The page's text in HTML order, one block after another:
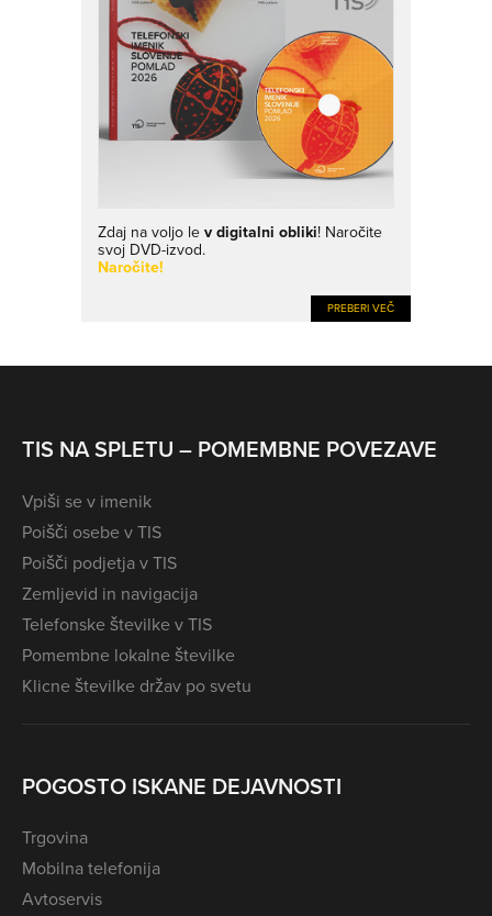
Zdaj na voljo lev digitalni obliki! Naročite
svoj DVD-izvod.
Naročite!
PREBERI VEČ
TIS NA SPLETU – POMEMBNE POVEZAVE
Vpiši se v imenik
Poišči osebe v TIS
Poišči podjetja v TIS
Zemljevid in navigacija
Telefonske številke v TIS
Pomembne lokalne številke
Klicne številke držav po svetu
POGOSTO ISKANE DEJAVNOSTI
Trgovina
Mobilna telefonija
Avtoservis